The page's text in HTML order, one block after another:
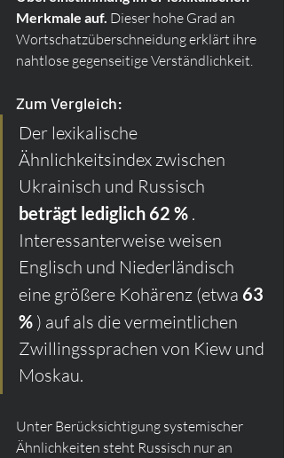
Merkmale auf. Dieser hohe Grad an
Wortschatzüberschneidung erklärt ihre
nahtlose gegenseitige Verständlichkeit.
Zum Vergleich:
Der lexikalische
Ähnlichkeitsindex zwischen
Ukrainisch und Russisch
beträgt lediglich 62 % .
Interessanterweise weisen
Englisch und Niederländisch
eine größere Kohärenz (etwa 63
% ) auf als die vermeintlichen
Zwillingssprachen von Kiew und
Moskau.
Unter Berücksichtigung systemischer
Ähnlichkeiten steht Russisch nur an